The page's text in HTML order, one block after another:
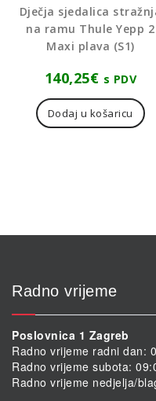
Dječja sjedalica
na ramu Thule Yepp 2
Maxi plava (S1)
140,25€ s PDV
Dodaj u košaricu
Radno vrijeme
Poslovnica 1 Zagreb
Radno vrijeme radni dan:
Radno vrijeme subota:
Radno vrijeme nedjelja/